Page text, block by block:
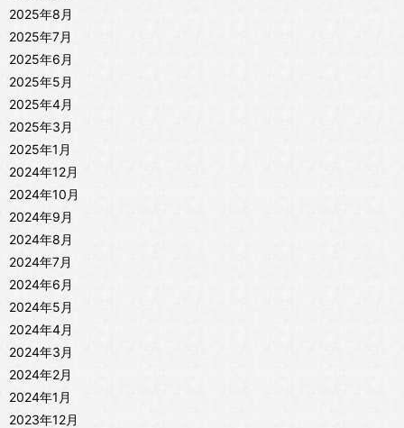
2025年8月
2025年7月
2025年6月
2025年5月
2025年4月
2025年3月
2025年1月
2024年12月
2024年10月
2024年9月
2024年8月
2024年7月
2024年6月
2024年5月
2024年4月
2024年3月
2024年2月
2024年1月
2023年12月